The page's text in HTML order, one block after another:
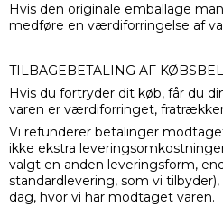
Hvis den originale emballage
medføre en værdiforringelse af
TILBAGEBETALING AF
Hvis du fortryder dit køb, får du
varen er værdiforringet,
Vi refunderer betalinger
ikke ekstra
valgt en anden leveringsform,
standardlevering, som vi
dag, hvor vi har modtaget varen.